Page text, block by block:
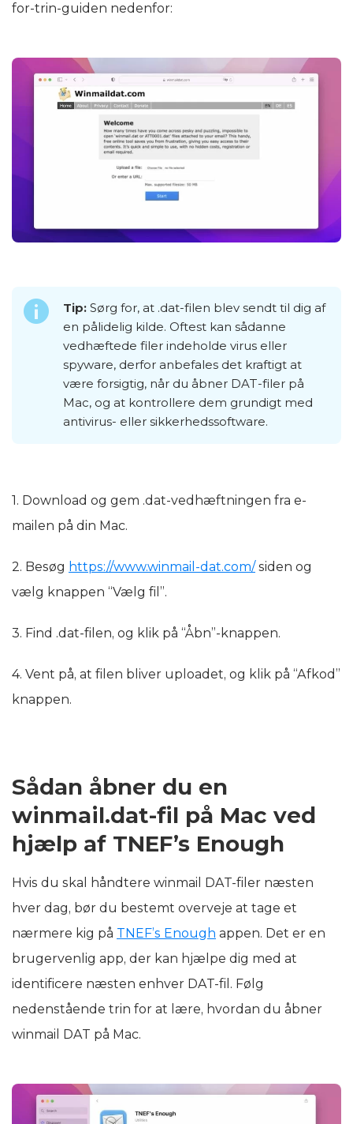
for-trin-guiden nedenfor:
Tip: Sørg for, at .dat-filen blev sendt til dig af
en pålidelig kilde. Oftest kan sådanne
vedhæftede filer indeholde virus eller
spyware, derfor anbefales det kraftigt at
være forsigtig, når du åbner DAT-filer på
Mac, og at kontrollere dem grundigt med
antivirus- eller sikkerhedssoftware.
1. Download og gem .dat-vedhæftningen fra e-
mailen på din Mac.
2. Besøg https://www.winmail-dat.com/siden og
vælg knappen “Vælg fil”.
3. Find .dat-filen, og klik på “Åbn”-knappen.
4. Vent på, at filen bliver uploadet, og klik på “Afkod”
knappen.
Sådan åbner du en
winmail.dat-fil på Mac ved
hjælp af TNEF’s Enough
Hvis du skal håndtere winmail DAT-filer næsten
hver dag, bør du bestemt overveje at tage et
nærmere kig på TNEF’s Enough appen. Det er en
brugervenlig app, der kan hjælpe dig med at
identificere næsten enhver DAT-fil. Følg
nedenstående trin for at lære, hvordan du åbner
winmail DAT på Mac.